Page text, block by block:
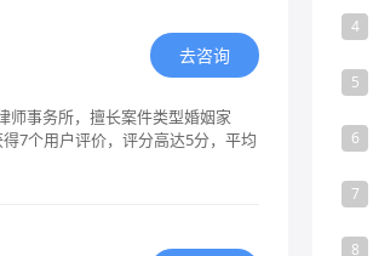
去咨询
师事务所，擅长案件类型婚姻家
7个用户评价，评分高达5分，平均
4
5
6
7
8